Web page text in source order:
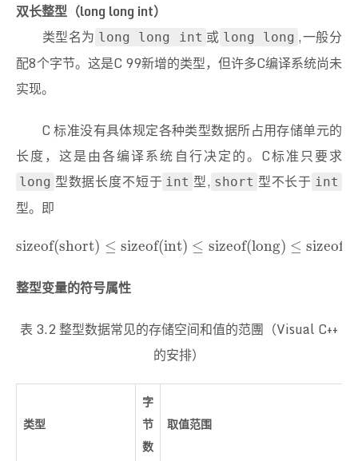
双长整型（long long int）
类型名为 long long int 或 long long ,一般分
配8个字节。这是C 99新增的类型，但许多C编译系统尚未
实现。
C 标准没有具体规定各种类型数据所占用存储单元的
长度，这是由各编译系统自行决定的。C标准只要求
long 型数据长度不短于 int 型, short 型不长于 int
型。即
sizeof(short) ≤ sizeof(int) ≤ sizeof(long) ≤
sizeof(short)≤sizeof(int)≤ sizeof(long)≤sizeof(long
整型变量的符号属性
表 3.2 整型数据常见的存储空间和值的范團（Visual C++
的安排）
类型
字
节
数
取值范围